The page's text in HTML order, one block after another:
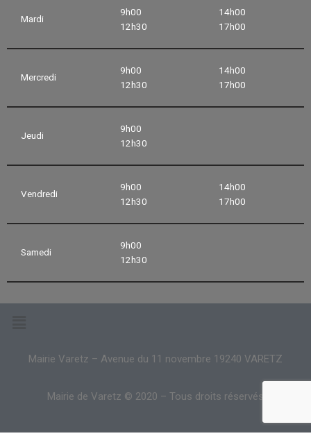
Mardi
9h00
12h30
14h00
17h00
Mercredi
9h00
12h30
14h00
17h00
Jeudi
9h00
12h30
Vendredi
9h00
12h30
14h00
17h00
Samedi
9h00
12h30
Mairie Varetz – Avenue du 11 novembre 19240 VARETZ
Mairie de Varetz © 2020 – Tous droits réservés